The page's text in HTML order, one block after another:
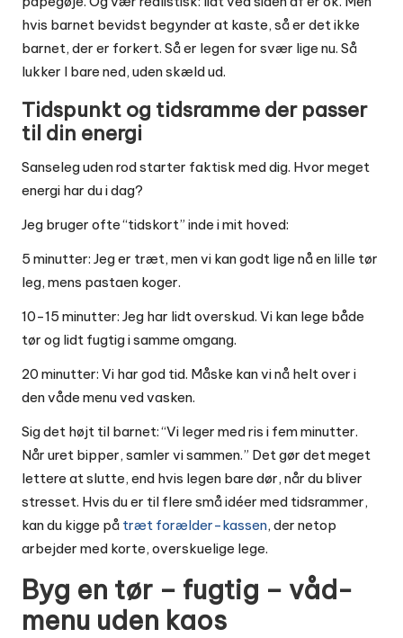
hvis barnet bevidst begynder at kaste, så er det ikke
barnet, der er forkert. Så er legen for svær lige nu. Så
lukker I bare ned, uden skæld ud.
Tidspunkt og tidsramme der passer
til din energi
Sanseleg uden rod starter faktisk med dig. Hvor meget
energi har du i dag?
Jeg bruger ofte “tidskort” inde i mit hoved:
5 minutter: Jeg er træt, men vi kan godt lige nå en lille tør
leg, mens pastaen koger.
10-15 minutter: Jeg har lidt overskud. Vi kan lege både
tør og lidt fugtig i samme omgang.
20 minutter: Vi har god tid. Måske kan vi nå helt over i
den våde menu ved vasken.
Sig det højt til barnet: “Vi leger med ris i fem minutter.
Når uret bipper, samler vi sammen.” Det gør det meget
lettere at slutte, end hvis legen bare dør, når du bliver
stresset. Hvis du er til flere små idéer med tidsrammer,
kan du kigge på træt forælder-kassen, der netop
arbejder med korte, overskuelige lege.
Byg en tør – fugtig – våd-
menu uden kaos